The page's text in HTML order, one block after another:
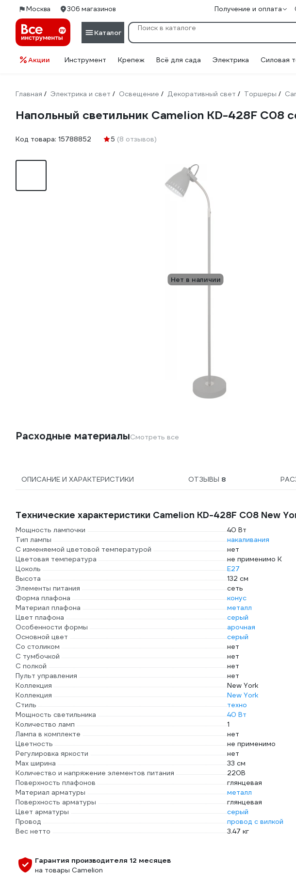
Москва 306 магазинов Получение и оплата
Каталог
Акции Инструмент Крепеж Всё для сада Электрика Силовая
Главная / Электрика и свет / Освещение / Декоративный свет / Торшеры /
Напольный светильник Camelion KD-428F С08
Код товара: 15788852 5 (8 отзывов)
Нет в наличии
Расходные материалыСмотреть все
ОПИСАНИЕ И ХАРАКТЕРИСТИКИ ОТЗЫВЫ 8
Технические характеристики Camelion KD-428F С08 New
Мощность лампочки
40 Вт
Тип лампы
накаливания
С изменяемой цветовой температурой
нет
Цветовая температура
не применимо К
Цоколь
E27
Высота
132 см
Элементы питания
сеть
Форма плафона
конус
Материал плафона
металл
Цвет плафона
серый
Особенности формы
арочная
Основной цвет
серый
Со столиком
нет
С тумбочкой
нет
С полкой
нет
Пульт управления
нет
Коллекция
New York
Коллекция
New York
Стиль
техно
Мощность светильника
40 Вт
Количество ламп
1
Лампа в комплекте
нет
Цветность
не применимо
Регулировка яркости
нет
Max ширина
33 см
Количество и напряжение элементов питания
220В
Поверхность плафонов
глянцевая
Материал арматуры
металл
Поверхность арматуры
глянцевая
Цвет арматуры
серый
Провод
провод с вилкой
Вес нетто
3.47 кг
Гарантия производителя 12 месяцев
на товары Camelion